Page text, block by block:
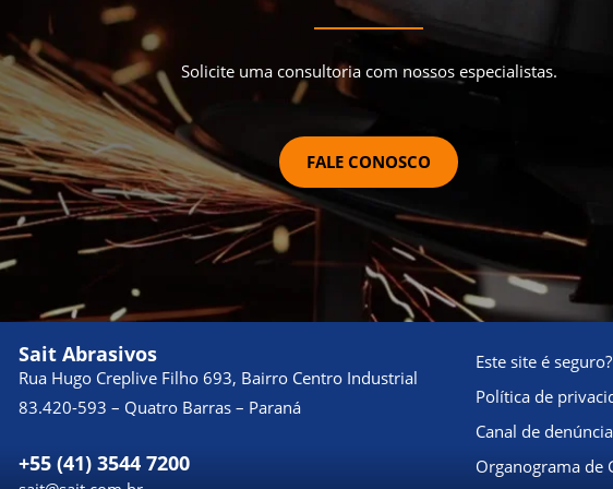
Solicite uma consultoria com nossos especialistas.
FALE CONOSCO
Sait Abrasivos
Rua Hugo Creplive Filho 693, Bairro Centro Industrial
83.420-593 – Quatro Barras – Paraná
+55 (41) 3544 7200
Este site é seguro?
Política de
Canal de denúncia
Organograma de